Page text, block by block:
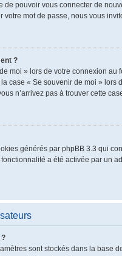
de pouvoir vous connecter de
mot de passe, nous vous
?
moi » lors de votre connexion
case « Se souvenir de moi »
n’arrivez pas à trouver cette
générés par phpBB 3.3 qui
a été activée par un
sont stockés dans la base